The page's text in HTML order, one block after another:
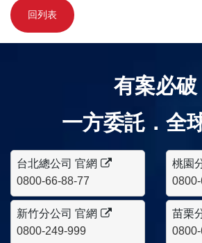
回列表
有案必破
一方委託．全
台北總公司 官網
0800-66-88-77
桃園
新竹分公司 官網
0800-249-999
苗栗